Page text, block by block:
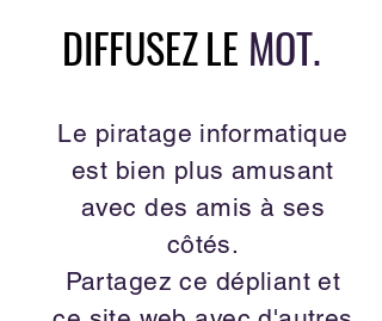
DIFFUSEZLE MOT.
Le piratage informatique
est bien plus amusant
avec des amis à ses
côtés.
Partagez ce dépliant et